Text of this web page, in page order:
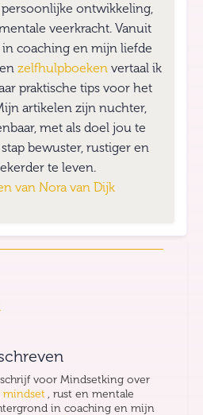
ontwikkeling,
veerkracht. Vanuit
coaching en mijn liefde
zelfhulpboeken vertaal ik
praktische tips voor het
artikelen zijn nuchter,
met als doel jou te
bewuster, rustiger en
te leven.
van Nora van Dijk
voor Mindsetking over
mindset
, rust en mentale
in coaching en mijn